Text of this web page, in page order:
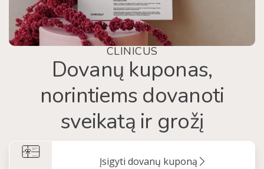
CLINICUS
Dovanų kuponas,
norintiems dovanoti
sveikatą ir grožį
Įsigyti dovanų kuponą